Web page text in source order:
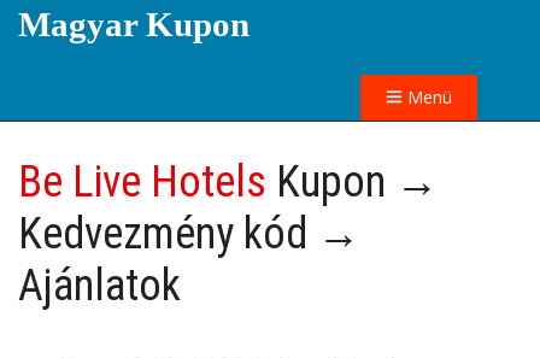
Magyar Kupon
Menü
Be Live Hotels Kupon →
Kedvezmény kód →
Ajánlatok